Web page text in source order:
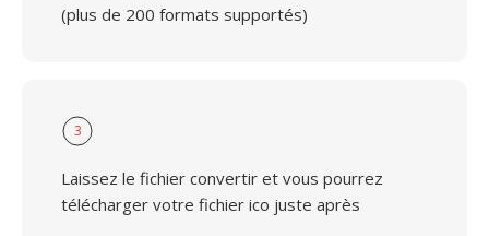
(plus de 200 formats supportés)
3
Laissez le fichier convertir et vous pourrez
télécharger votre fichier ico juste après